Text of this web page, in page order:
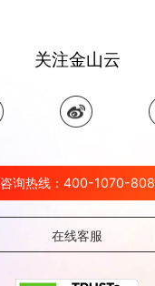
关注金山云
咨询热线：400-1070-808
在线客服